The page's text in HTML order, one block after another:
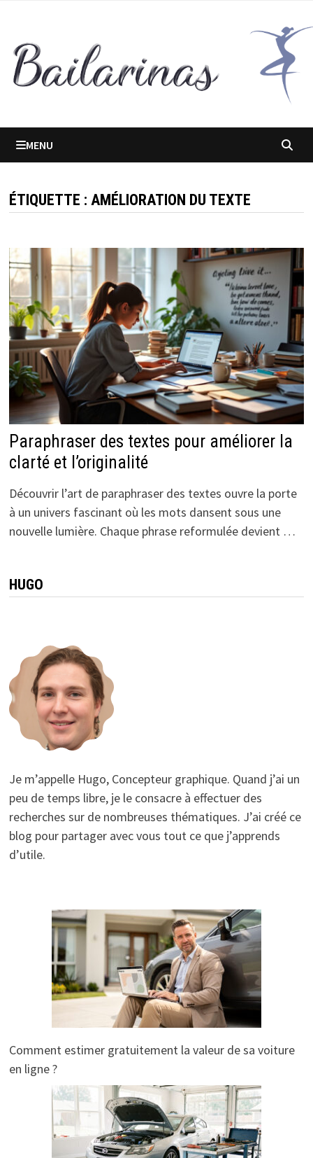
contenu
MENU
ÉTIQUETTE : AMÉLIORATION DU TEXTE
Paraphraser des textes pour améliorer la
clarté et l’originalité
Découvrir l’art de paraphraser des textes ouvre la porte
à un univers fascinant où les mots dansent sous une
nouvelle lumière. Chaque phrase reformulée devient …
HUGO
Je m’appelle Hugo, Concepteur graphique. Quand j’ai un
peu de temps libre, je le consacre à effectuer des
recherches sur de nombreuses thématiques. J’ai créé ce
blog pour partager avec vous tout ce que j’apprends
d’utile.
Comment estimer gratuitement la valeur de sa voiture
en ligne ?